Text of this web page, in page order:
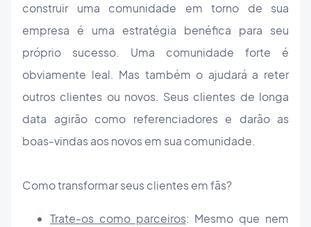
construir uma comunidade em torno de sua
empresa é uma estratégia benéfica para seu
próprio sucesso. Uma comunidade forte é
obviamente leal. Mas também o ajudará a reter
outros clientes ou novos. Seus clientes de longa
data agirão como referenciadores e darão as
boas-vindas aos novos em sua comunidade.
Como transformar seus clientes em fãs?
Trate-os como parceiros: Mesmo que nem